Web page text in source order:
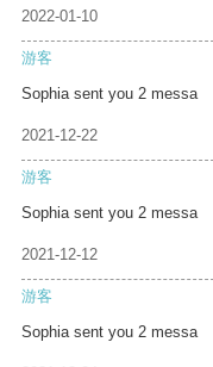
2022-01-10
游客
Sophia sent you 2 messa
2021-12-22
游客
Sophia sent you 2 messa
2021-12-12
游客
Sophia sent you 2 messa